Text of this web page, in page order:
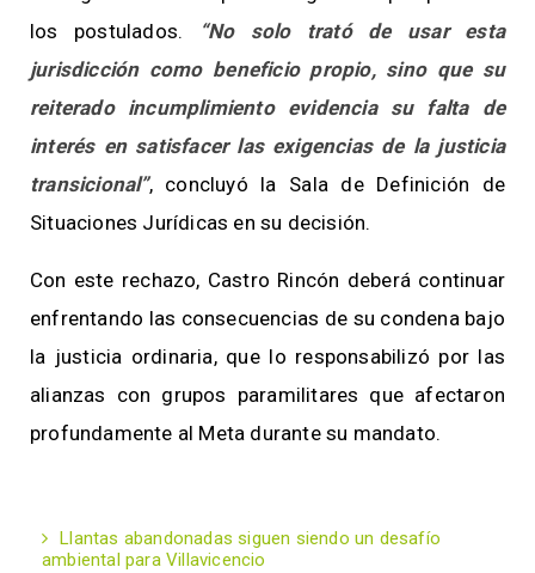
los postulados.
“No solo trató de usar esta
jurisdicción como beneficio propio, sino que su
reiterado incumplimiento evidencia su falta de
interés en satisfacer las exigencias de la justicia
transicional”, concluyó la Sala de Definición de
Situaciones Jurídicas en su decisión.
Con este rechazo, Castro Rincón deberá continuar
enfrentando las consecuencias de su condena bajo
la justicia ordinaria, que lo responsabilizó por las
alianzas con grupos paramilitares que afectaron
profundamente al Meta durante su mandato.
Llantas abandonadas siguen siendo un desafío
ambiental para Villavicencio